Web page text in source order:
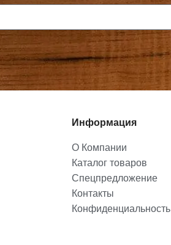
Информация
О Компании
Каталог товаров
Спецпредложение
Контакты
Конфиденциальность